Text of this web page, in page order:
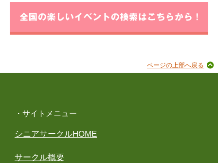
ページの上部へ戻る
・サイトメニュー
シニアサークルHOME
サークル概要